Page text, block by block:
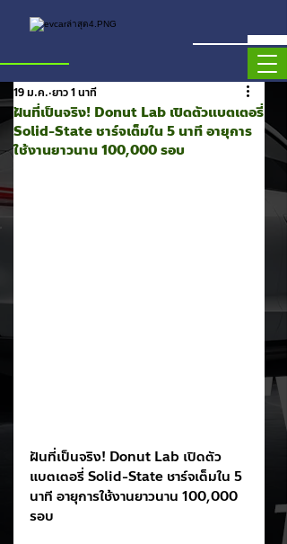
ฝันที่เป็นจริง! Donut Lab เปิดตัวแบตเตอรี่
Solid-State ชาร์จเต็มใน 5 นาที อายุการ
ใช้งานยาวนาน 100,000 รอบ
19 ม.ค. ยาว 1 นาที
ฝันที่เป็นจริง! Donut Lab เปิดตัว
แบตเตอรี่ Solid-State ชาร์จเต็มใน 5
นาที อายุการใช้งานยาวนาน 100,000
รอบ